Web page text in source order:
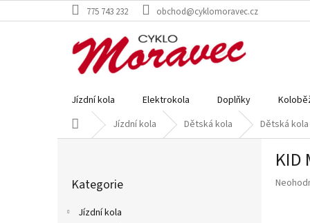
na
775 743 232 obchod@cyklomoravec.cz
Jízdní kola Elektrokola Doplňky
Domů Jízdní kola Dětská kola Dětská kola
kategorie
Kategorie
Jízdní kola
KID